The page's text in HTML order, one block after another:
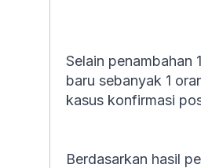
Selain penambahan
baru sebanyak 1
kasus konfirmasi
Berdasarkan hasil